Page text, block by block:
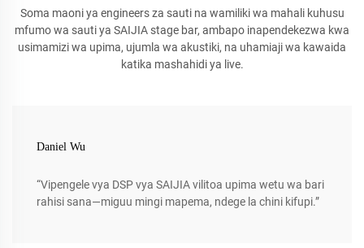
Soma maoni ya engineers za sauti na wamiliki wa mahali kuhusu
mfumo wa sauti ya SAIJIA stage bar, ambapo inapendekezwa kwa
usimamizi wa upima, ujumla wa akustiki, na uhamiaji wa kawaida
katika mashahidi ya live.
Daniel Wu
“Vipengele vya DSP vya SAIJIA vilitoa upima wetu wa bari
rahisi sana—miguu mingi mapema, ndege la chini kifupi.”